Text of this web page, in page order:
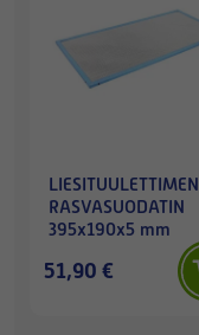
LIESITUULETTIMEN
RASVASUODATIN
395x190x5 mm
51,90 €